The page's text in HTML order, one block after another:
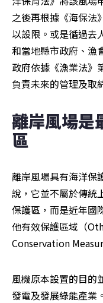
之後再根據《海保法
以設限。或是循過去
和當地縣市政府、漁
政府依據《漁業法》
負責未來的管理及取
離岸風場是
區
離岸風場具有海洋保
說，它並不屬於傳統
保護區，而是近年國
他有效保護區域（
Conservation
風機原本設置的目的
發電及發展綠能產業